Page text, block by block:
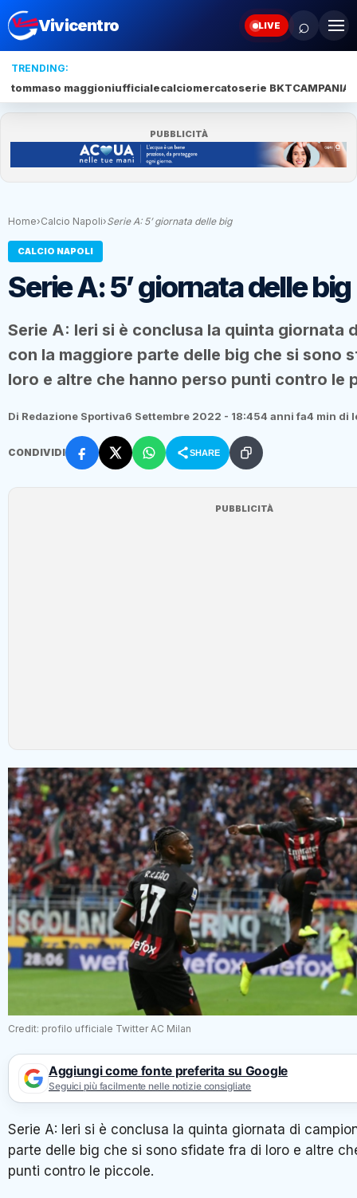
Vivicentro LIVE ⌕
TRENDING:
tommaso maggioniufficialecalciomercatoserie BKTCAMPANIA
PUBBLICITÀ
Home›Calcio Napoli›Serie A: 5’ giornata delle big
CALCIO NAPOLI
Serie A: 5’ giornata delle big
Serie A: Ieri si è conclusa la quinta giornata
con la maggiore parte delle big che si sono
loro e altre che hanno perso punti contro le
Di Redazione Sportiva6 Settembre 2022 - 18:454 anni fa4 min di
CONDIVIDI SHARE
PUBBLICITÀ
Credit: profilo ufficiale Twitter AC Milan
Aggiungi come fonte preferita su Google
Seguici più facilmente nelle notizie consigliate
Serie A: Ieri si è conclusa la quinta giornata di
parte delle big che si sono sfidate fra di loro e altre
punti contro le piccole.